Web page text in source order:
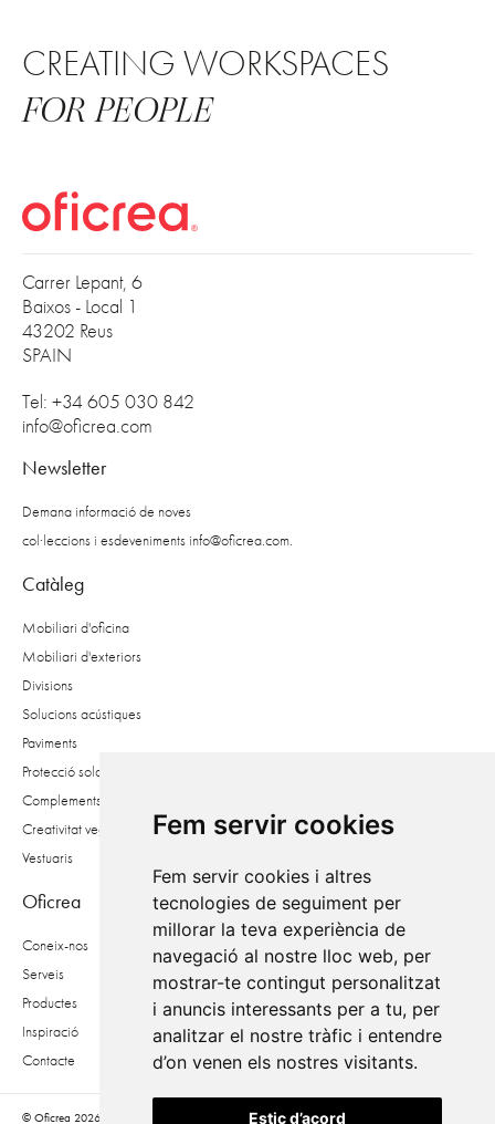
Fem servir cookies
Fem servir cookies i altres
tecnologies de seguiment per
millorar la teva experiència de
navegació al nostre lloc web, per
mostrar-te contingut personalitzat
i anuncis interessants per a tu, per
analitzar el nostre tràfic i entendre
d’on venen els nostres visitants.
Estic d’acord
CREATING WORKSPACES
FOR PEOPLE
Carrer Lepant, 6
Baixos - Local 1
43202 Reus
SPAIN
Tel: +34 605 030 842
info@oficrea.com
Newsletter
Demana informació de noves
col·leccions i esdevenimentsinfo@oficrea.com.
Catàleg
Mobiliari d'oficina
Mobiliari d'exteriors
Divisions
Solucions acústiques
Paviments
Protecció solar
Complements
Creativitat vegetal
Vestuaris
Oficrea
Coneix-nos
Serveis
Productes
Inspiració
Contacte
© Oficrea 2026